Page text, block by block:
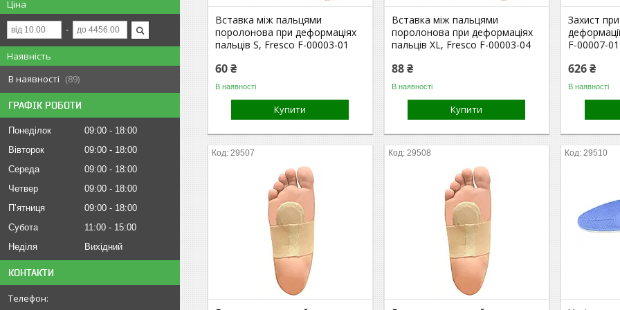
Ціна
Наявність
В наявності
89
ГРАФІК РОБОТИ
Понеділок 09:00
18:00
Вівторок
09:00
18:00
Середа
09:00
18:00
Четвер
09:00
18:00
Пʼятниця
09:00
18:00
Субота
11:00
15:00
Неділя
Вихідний
КОНТАКТИ
Вставка між пальцями
поролонова при деформаціях
пальців S, Fresco F-00003-01
60 ₴
В наявності
Купити
Вставка між пальцями
поролонова при деформаціях
пальців XL, Fresco F-00003-04
88 ₴
В наявності
Купити
Захист
F-00007-01
626 ₴
В наявності
29507 29508 29510